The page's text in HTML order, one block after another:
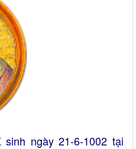
ngày 21-6-1002 tại